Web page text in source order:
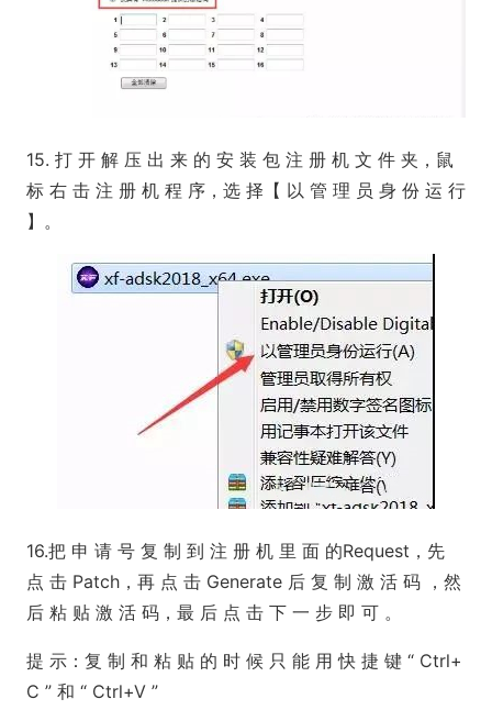
15. 打 开 解 压 出 来 的 安 装 包 注 册 机 文 件 夹，鼠
标 右 击 注 册 机 程 序，选 择【 以 管 理 员 身 份 运 行
】。
16.把 申 请 号 复 制 到 注 册 机 里 面 的Request，先
点 击 Patch，再 点 击 Generate 后 复 制 激 活 码 ，然
后 粘 贴 激 活 码，最 后 点 击 下 一 步 即 可 。
提 示：复 制 和 粘 贴 的 时 候 只 能 用 快 捷 键 “ Ctrl+
C ” 和 “ Ctrl+V ”